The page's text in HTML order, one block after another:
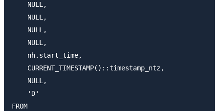
    NULL,
    NULL,
    NULL,
    NULL,
    nh.start_time,
    CURRENT_TIMESTAMP()::timestamp_ntz,
    NULL,
    'D'
FROM